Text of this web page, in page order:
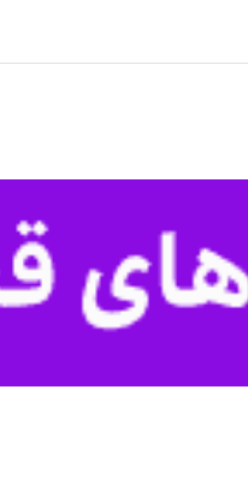
معظم انقلاب از تلاوت هاي غلوش
ايرنا - راغب مصطفي غلوش در حالي به